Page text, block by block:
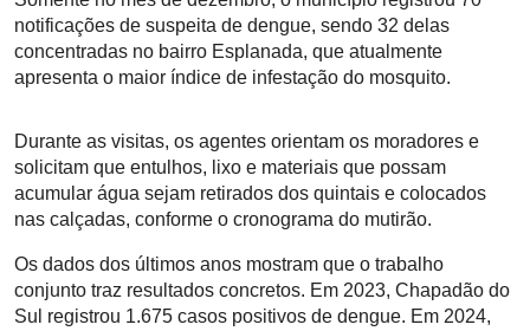
notificações de suspeita de dengue, sendo 32 delas
concentradas no bairro Esplanada, que atualmente
apresenta o maior índice de infestação do mosquito.
Durante as visitas, os agentes orientam os moradores e
solicitam que entulhos, lixo e materiais que possam
acumular água sejam retirados dos quintais e colocados
nas calçadas, conforme o cronograma do mutirão.
Os dados dos últimos anos mostram que o trabalho
conjunto traz resultados concretos. Em 2023, Chapadão do
Sul registrou 1.675 casos positivos de dengue. Em 2024,